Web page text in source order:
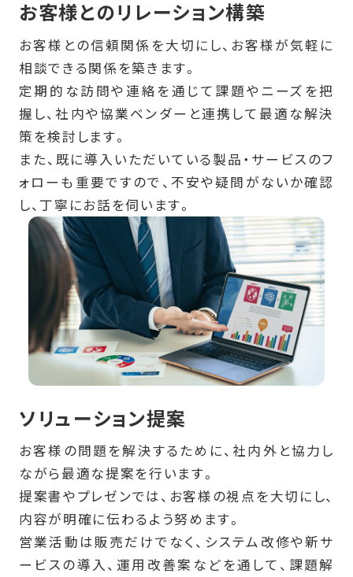
お客様とのリレーション構築
お客様との信頼関係を大切にし、お客様が気軽に
相談できる関係を築きます。
定期的な訪問や連絡を通じて課題やニーズを把
握し、社内や協業ベンダーと連携して最適な解決
策を検討します。
また、既に導入いただいている製品・サービスのフ
ォローも重要ですので、不安や疑問がないか確認
し、丁寧にお話を伺います。
ソリューション提案
お客様の問題を解決するために、社内外と協力し
ながら最適な提案を行います。
提案書やプレゼンでは、お客様の視点を大切にし、
内容が明確に伝わるよう努めます。
営業活動は販売だけでなく、システム改修や新サ
ービスの導入、運用改善案などを通して、課題解